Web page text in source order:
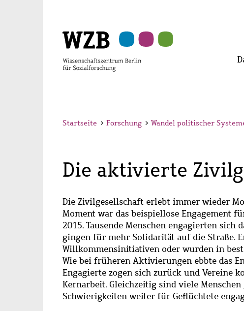
Startseite > Forschung > Wandel politischer
Die aktivierte
Abstract
Die Zivilgesellschaft erlebt immer wieder
Moment war das beispiellose Engagement
2015. Tausende Menschen engagierten
gingen für mehr Solidarität auf die Straße.
Willkommensinitiativen oder wurden in
Wie bei früheren Aktivierungen ebbte das
Engagierte zogen sich zurück und Vereine
Kernarbeit. Gleichzeitig sind viele
Schwierigkeiten weiter für Geflüchtete